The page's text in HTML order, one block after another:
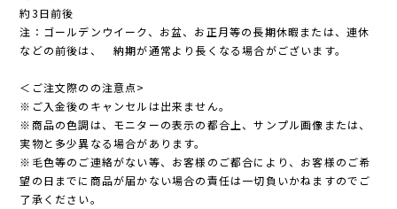
約3日前後
注：ゴールデンウイーク、お盆、お正月等の長期休暇または、連休
などの前後は、 納期が通常より長くなる場合がございます。
＜ご注文際のの注意点>
※ご入金後のキャンセルは出来ません。
※商品の色調は、モニターの表示の都合上、サンプル画像または、
実物と多少異なる場合があります。
※毛色等のご連絡がない等、お客様のご都合により、お客様のご希
望の日までに商品が届かない場合の責任は一切負いかねますのでご
了承ください。